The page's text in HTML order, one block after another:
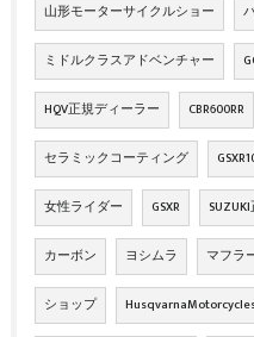
山形モーターサイクルショー
ミドルクラスアドベンチャー
HQV正規ディーラー CBR600RR
セラミックコーティング
女性ライダー GSXR
カーボン ヨシムラ マフラ
ショップ